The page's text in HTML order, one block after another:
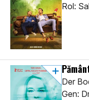
Rol:
Der
Gen: